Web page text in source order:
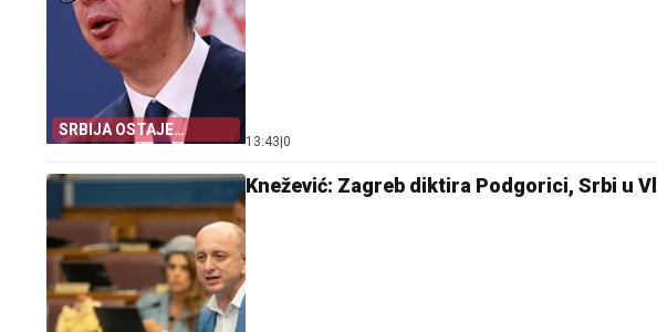
SRBIJA OSTAJE
DOSLJEDNA POVELJI
13:43 0
Knežević: Zagreb diktira Podgorici, Srbi u